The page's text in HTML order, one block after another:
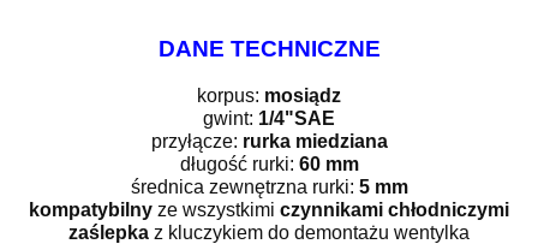
DANE TECHNICZNE
korpus: mosiądz
gwint: 1/4"SAE
przyłącze: rurka miedziana
długość rurki: 60 mm
średnica zewnętrzna rurki: 5 mm
kompatybilny ze wszystkimi czynnikami chłodniczymi
zaślepka z kluczykiem do demontażu wentylka